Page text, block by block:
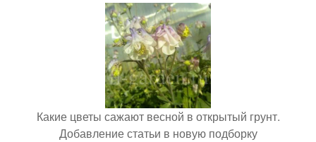
Какие цветы сажают весной в открытый грунт.
Добавление статьи в новую подборку